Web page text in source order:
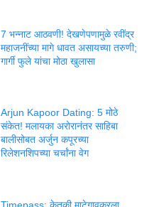
7 भन्नाट आठवणी! देखणेपणामुळे रवींद्र
महाजनींच्या मागे धावत असायच्या तरुणी;
गार्गी फुले यांचा मोठा खुलासा
Arjun Kapoor Dating: 5 मोठे
संकेत! मलायका अरोरानंतर साहिबा
बालीसोबत अर्जुन कपूरच्या
रिलेशनशिपच्या चर्चांना वेग
Timepass: केतकी माटेगावकरला